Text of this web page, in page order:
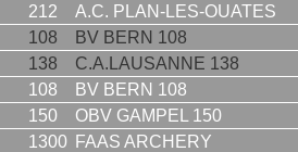
212 A.C. PLAN-LES-OUATES
108 BV BERN 108
138 C.A.LAUSANNE 138
108 BV BERN 108
150 OBV GAMPEL 150
1300 FAAS ARCHERY